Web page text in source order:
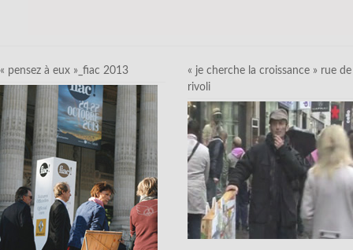
« pensez à eux »_fiac 2013
« je cherche la croissance » rue de
rivoli